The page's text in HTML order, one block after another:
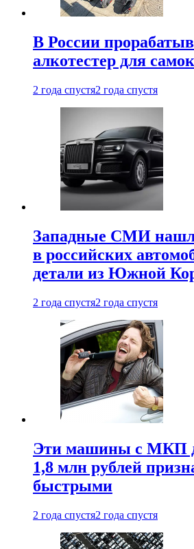
В России
алкотестер для
2 года спустя2 года спустя
Западные СМИ
в российских
детали из Южной
2 года спустя2 года спустя
Эти машины с МКП
1,8 млн рублей
быстрыми
2 года спустя2 года спустя